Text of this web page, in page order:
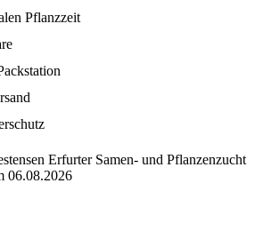
Pflanzzeit
Erfurter Samen- und Pflanzenzucht
06.08.2026